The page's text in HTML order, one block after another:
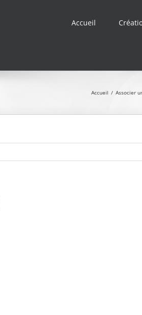
Accueil
Accueil / Associer